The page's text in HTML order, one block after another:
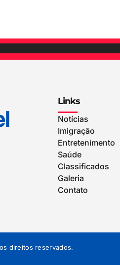
Links
Notícias
Imigração
Entretenimento
Saúde
Classificados
Galeria
Contato
direitos reservados.